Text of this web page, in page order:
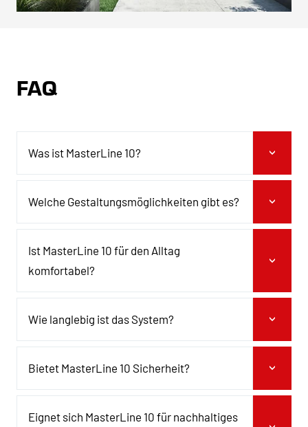
FAQ
Was ist MasterLine 10?
Welche Gestaltungsmöglichkeiten gibt es?
Ist MasterLine 10 für den Alltag
komfortabel?
Wie langlebig ist das System?
Bietet MasterLine 10 Sicherheit?
Eignet sich MasterLine 10 für nachhaltiges